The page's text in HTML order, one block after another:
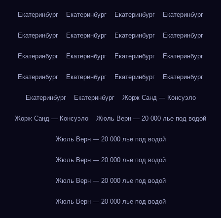
Екатеринбург Екатеринбург Екатеринбург Екатеринбург
Екатеринбург Екатеринбург Екатеринбург Екатеринбург
Екатеринбург Екатеринбург Екатеринбург Екатеринбург
Екатеринбург Екатеринбург Екатеринбург Екатеринбург
Екатеринбург Екатеринбург Жорж Санд — Консуэло
Жорж Санд — Консуэло Жюль Верн — 20 000 лье под водой
Жюль Верн — 20 000 лье под водой
Жюль Верн — 20 000 лье под водой
Жюль Верн — 20 000 лье под водой
Жюль Верн — 20 000 лье под водой